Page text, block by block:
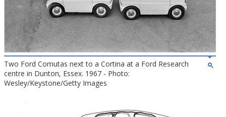
Two Ford Comutas next to a Cortina at a Ford Research
centre in Dunton, Essex. 1967 - Photo:
Wesley/Keystone/Getty Images